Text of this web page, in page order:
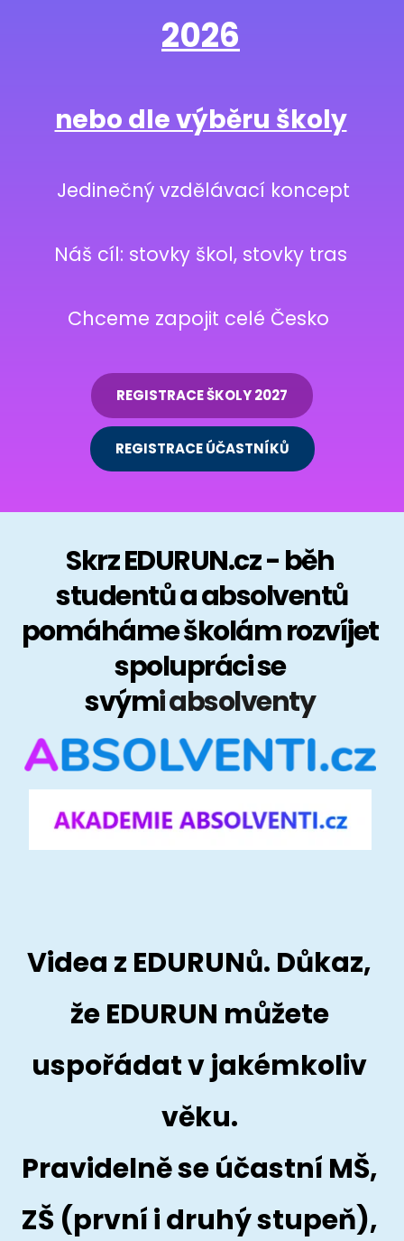
2026
nebo dle výběru školy
Jedinečný vzdělávací koncept
Náš cíl: stovky škol, stovky tras
Chceme zapojit celé Česko
REGISTRACE ŠKOLY 2027
REGISTRACE ÚČASTNÍKŮ
Skrz EDURUN.cz - běh
studentů a absolventů
pomáháme školám rozvíjet
spolupráci se
svými absolventy
Videa z EDURUNů. Důkaz,
že EDURUN můžete
uspořádat v jakémkoliv
věku.
Pravidelně se účastní MŠ,
ZŠ (první i druhý stupeň),